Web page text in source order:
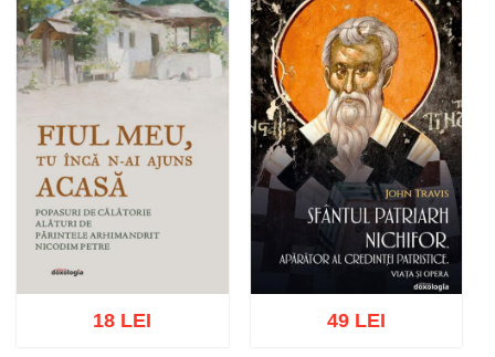
18 LEI 49 LEI